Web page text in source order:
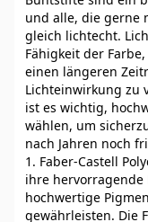
und alle, die gerne
gleich lichtecht.
Fähigkeit der
einen längeren
Lichteinwirkung zu
ist es wichtig,
wählen, um
nach Jahren noch
1. Faber-Castell
ihre hervorragende
hochwertige
gewährleisten. Die